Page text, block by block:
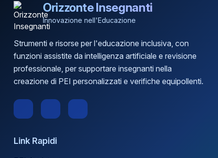
Orizzonte Insegnanti
Innovazione nell'Educazione
Strumenti e risorse per l'educazione inclusiva, con
funzioni assistite da intelligenza artificiale e revisione
professionale, per supportare insegnanti nella
creazione di PEI personalizzati e verifiche equipollenti.
Link Rapidi